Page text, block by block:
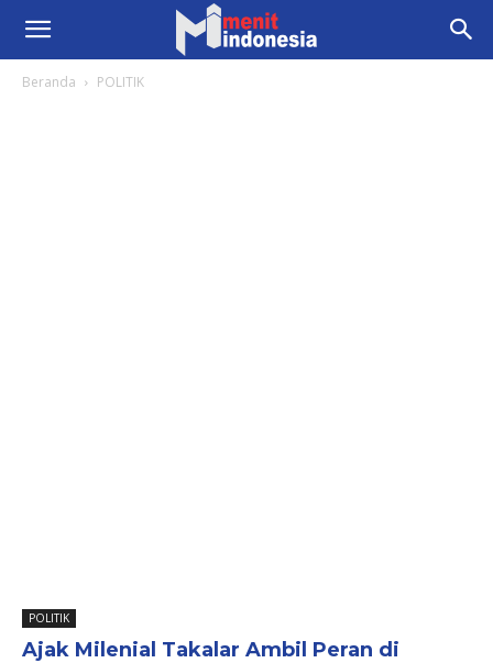
Beranda POLITIK
POLITIK
Ajak Milenial Takalar Ambil Peran di